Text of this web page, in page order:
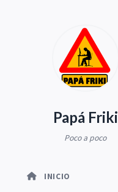
Papá Friki
Poco a poco
INICIO